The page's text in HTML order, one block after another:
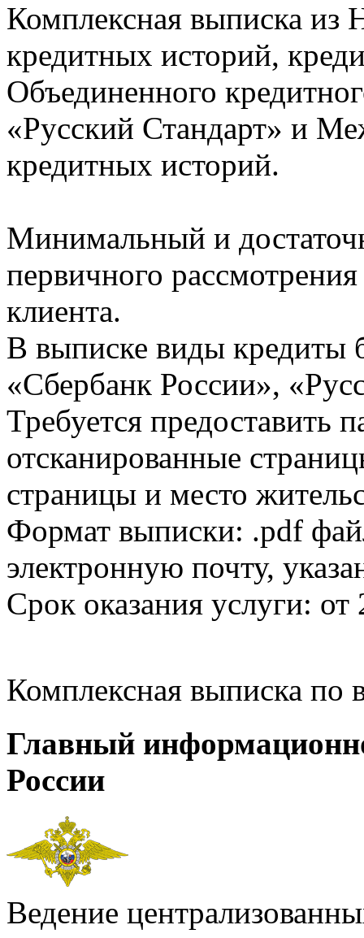
Комплексная выписка из
кредитных историй,
Объединенного
«Русский Стандарт» и
кредитных историй.
Минимальный и
первичного
клиента.
В выписке виды кредиты
«Сбербанк России»,
Требуется предоставить
отсканированные
страницы и место
Формат выписки: .pdf
электронную почту,
Срок оказания услуги: от
Комплексная выписка
Главный
России
Ведение